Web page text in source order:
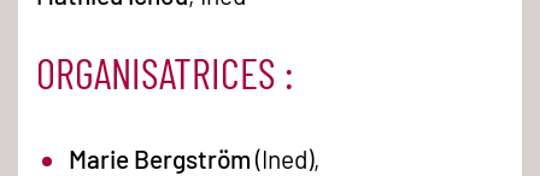
ORGANISATRICES :
Marie Bergström (Ined),